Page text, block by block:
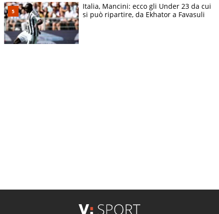
Italia, Mancini: ecco gli Under 23 da cui
si può ripartire, da Ekhator a Favasuli